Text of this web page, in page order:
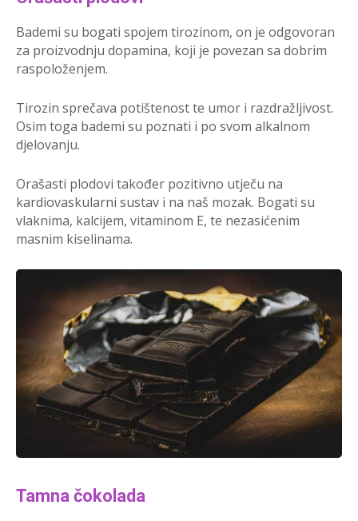
Bademi su bogati spojem tirozinom, on je odgovoran
za proizvodnju dopamina, koji je povezan sa dobrim
raspoloženjem.
Tirozin sprečava potištenost te umor i razdražljivost.
Osim toga bademi su poznati i po svom alkalnom
djelovanju.
Orašasti plodovi također pozitivno utječu na
kardiovaskularni sustav i na naš mozak. Bogati su
vlaknima, kalcijem, vitaminom E, te nezasićenim
masnim kiselinama.
Tamna čokolada